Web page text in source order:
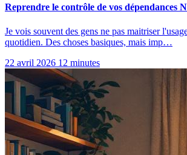
Reprendre le contrôle de vos dépendances
Je vois souvent des gens ne pas maitriser
quotidien. Des choses basiques, mais imp…
22 avril 2026 12 minutes